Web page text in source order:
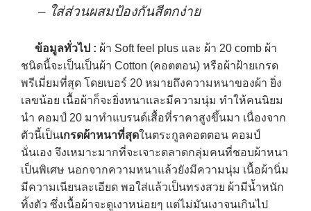
– ใส่ส่วนผสมป้องกันสีตกง่าย
ข้อมูลทั่วไป : ผ้า Soft feel plus และ ผ้า 20 comb ผ้า
ชนิดนี้จะเป็นเป็นผ้า Cotton (คอตตอน) หรือผ้าฝ้ายเกรด
พรีเมี่ยมที่สุด โดยเบอร์ 20 หมายถึงความหนาของผ้า ยิ่ง
เลขน้อย เนื้อผ้าก็จะยิ่งหนาและมีความนุ่ม ทำให้คนนิยม
นำ คอมป์ 20 มาทำแบรนด์เสื้อที่ราคาสูงขึ้นมา เนื่องจาก
ตัวนี้เป็นเกรดผ้าหนาที่สุดในตระกูลคอตตอน คอมป์
นั่นเอง จึงเหมาะมากที่จะเจาะตลาดกลุ่มคนที่ชอบผ้าหนา
เป็นพิเศษ นอกจากความหนาแล้วยังมีความนุ่ม เนื้อผ้านิ่ม
มีความเนียนละเอียด พอใส่แล้วเป็นทรงสวย ผ้ามีน้ำหนัก
ทิ้งตัว ซึ่งเนื้อผ้าจะดูเงาหน่อยๆ แต่ไม่มันเงาจนเกินไป